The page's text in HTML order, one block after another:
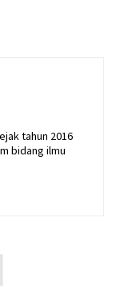
tahun 2016
bidang ilmu